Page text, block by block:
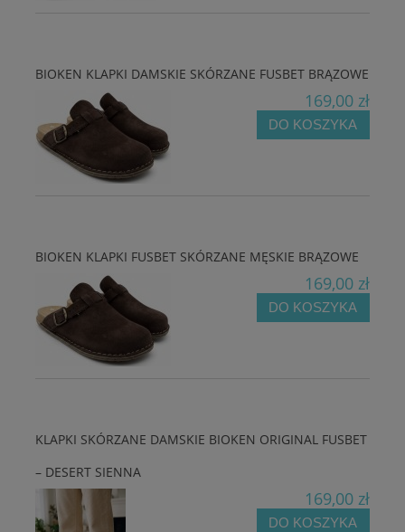
BIOKEN KLAPKI DAMSKIE SKÓRZANE FUSBET BRĄZOWE
169,00 zł
DO KOSZYKA
BIOKEN KLAPKI FUSBET SKÓRZANE MĘSKIE BRĄZOWE
169,00 zł
DO KOSZYKA
KLAPKI SKÓRZANE DAMSKIE BIOKEN ORIGINAL FUSBET
– DESERT SIENNA
169,00 zł
DO KOSZYKA